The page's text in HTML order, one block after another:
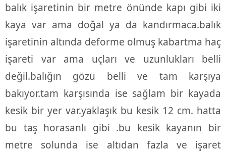
balık işaretinin bir metre önünde kapı gibi iki
kaya var ama doğal ya da kandırmaca.balık
işaretinin altında deforme olmuş kabartma haç
işareti var ama uçları ve uzunlukları belli
değil.balığın gözü belli ve tam karşıya
bakıyor.tam karşısında ise sağlam bir kayada
kesik bir yer var.yaklaşık bu kesik 12 cm. hatta
bu taş horasanlı gibi .bu kesik kayanın bir
metre solunda ise altıdan fazla ve işaret